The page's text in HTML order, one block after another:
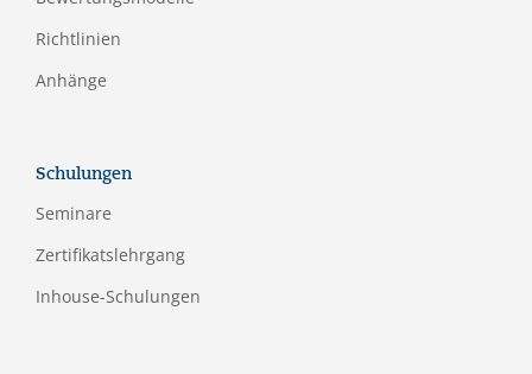
Richtlinien
Anhänge
Schulungen
Seminare
Zertifikatslehrgang
Inhouse-Schulungen